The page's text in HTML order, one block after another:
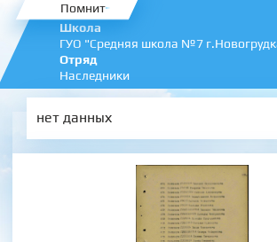
Помнит
Школа
ГУО "Средняя школа №7
Отряд
Наследники
нет данных